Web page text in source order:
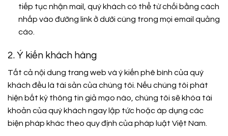
tiếp tục nhận mail, quý khách có thể từ chối bằng cách
nhấp vào đường link ở dưới cùng trong mọi email quảng
cáo.
2. Ý kiến khách hàng
Tất cả nội dung trang web và ý kiến phê bình của quý
khách đều là tài sản của chúng tôi. Nếu chúng tôi phát
hiện bất kỳ thông tin giả mạo nào, chúng tôi sẽ khóa tài
khoản của quý khách ngay lập tức hoặc áp dụng các
biện pháp khác theo quy định của pháp luật Việt Nam.